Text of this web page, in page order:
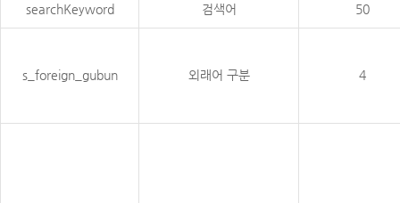
searchKeyword 검색어 50
s_foreign_gubun 외래어 구분 4